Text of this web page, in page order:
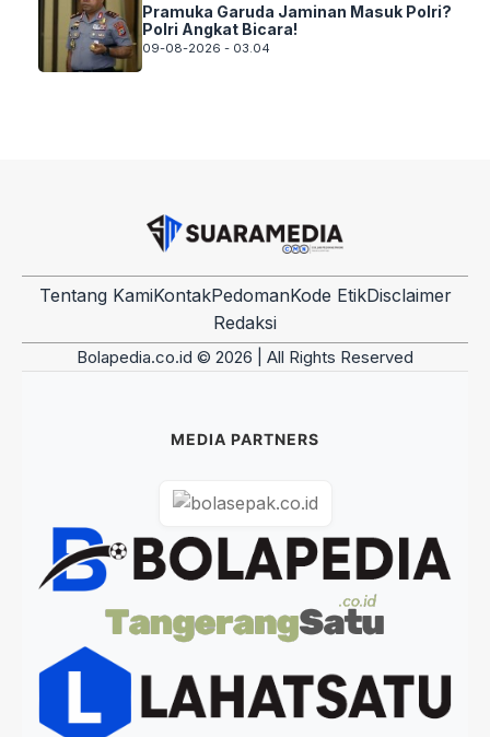
Pramuka Garuda Jaminan Masuk Polri?
Polri Angkat Bicara!
09-08-2026 - 03.04
Tentang KamiKontakPedomanKode EtikDisclaimer
Redaksi
Bolapedia.co.id © 2026 | All Rights Reserved
MEDIA PARTNERS